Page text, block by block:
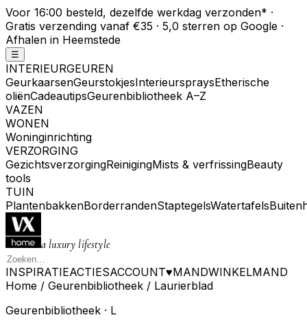
Voor 16:00 besteld, dezelfde werkdag verzonden* ·
Gratis verzending vanaf €35 · 5,0 sterren op Google ·
Afhalen in Heemstede
☰
INTERIEURGEUREN
GeurkaarsenGeurstokjesInterieurspraysEtherische
oliënCadeautipsGeurenbibliotheek A–Z
VAZEN
WONEN
Woninginrichting
VERZORGING
GezichtsverzorgingReinigingMists & verfrissingBeauty
tools
TUIN
PlantenbakkenBorderrandenStaptegelsWatertafels
a luxury lifestyle
INSPIRATIEACTIESACCOUNT♥MANDWINKELMAND
Home / Geurenbibliotheek / Laurierblad
Geurenbibliotheek · L